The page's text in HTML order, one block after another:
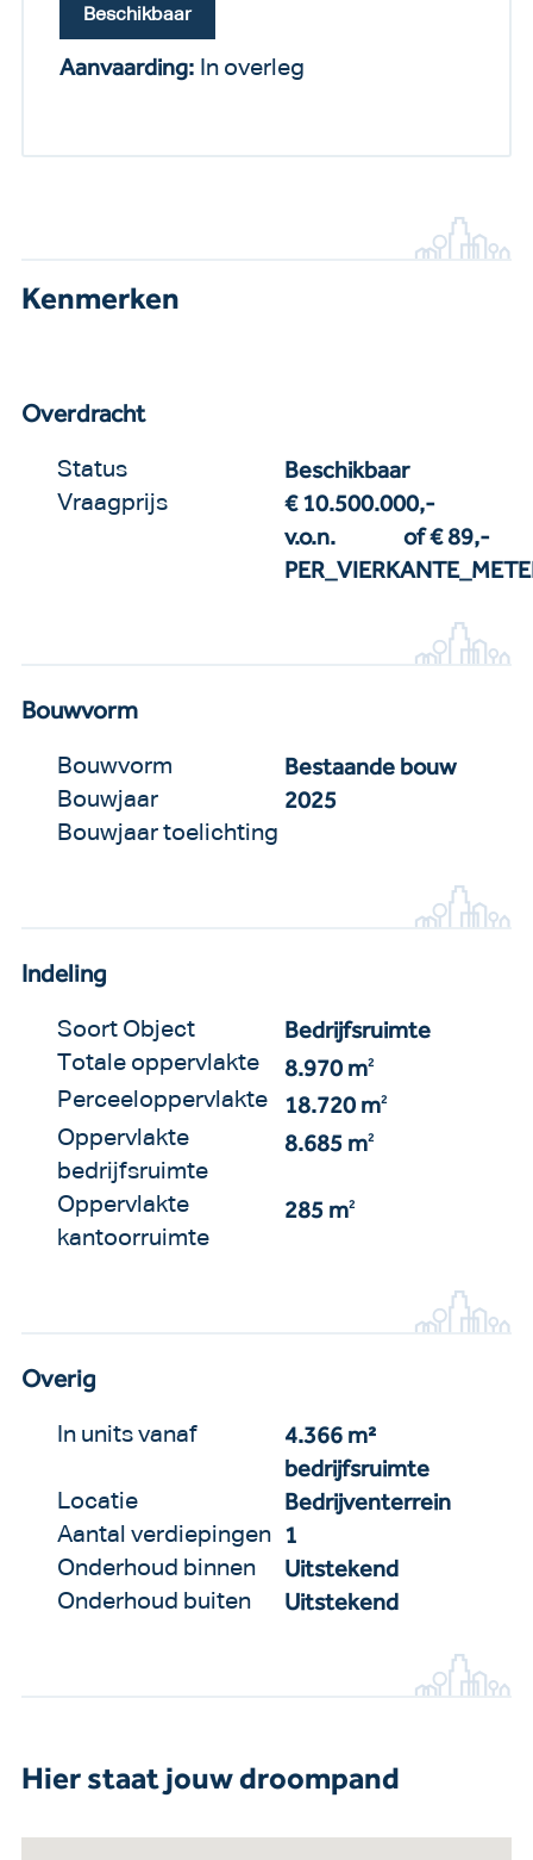
Beschikbaar
Aanvaarding: In overleg
Kenmerken
Overdracht
Status Beschikbaar
Vraagprijs
€ 10.500.000,-
v.o.n.
of € 89,-
Bouwvorm
Bouwvorm Bestaande bouw
Bouwjaar 2025
Bouwjaar toelichting
Indeling
Soort Object Bedrijfsruimte
Totale oppervlakte 8.970 m2
Perceeloppervlakte 18.720 m2
Oppervlakte
bedrijfsruimte
8.685 m2
Oppervlakte
kantoorruimte
285 m2
Overig
In units vanaf
4.366 m²
bedrijfsruimte
Locatie Bedrijventerrein
Aantal verdiepingen 1
Onderhoud binnen Uitstekend
Onderhoud buiten Uitstekend
Hier staat jouw droompand